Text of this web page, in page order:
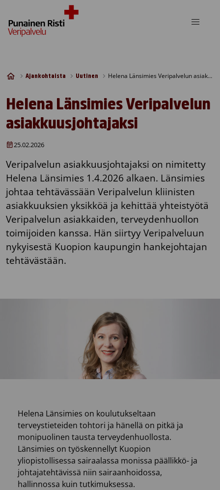
Ajankohtaista Uutinen Helena Länsimies Veripalvelun asiakkuusjohtajaksi
Helena Länsimies Veripalvelun
asiakkuusjohtajaksi
25.02.2026
Veripalvelun asiakkuusjohtajaksi on nimitetty
Helena Länsimies 1.4.2026 alkaen. Länsimies
johtaa tehtävässään Veripalvelun kliinisten
asiakkuuksien yksikköä ja kehittää yhteistyötä
Veripalvelun asiakkaiden, terveydenhuollon
toimijoiden kanssa. Hän siirtyy Veripalveluun
nykyisestä Kuopion kaupungin hankejohtajan
tehtävästään.
Helena Länsimies on koulutukseltaan
terveystieteiden tohtori ja hänellä on pitkä ja
monipuolinen tausta terveydenhuollosta.
Länsimies on työskennellyt Kuopion
yliopistollisessa sairaalassa monissa päällikkö- ja
johtajatehtävissä niin sairaanhoidossa,
hallinnossa kuin tutkimuksessa.